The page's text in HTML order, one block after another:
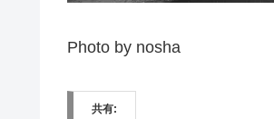
Photo by nosha
共有: